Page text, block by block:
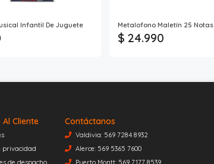
Infantil De Juguete Metalofono Maletín 25 Notas
$ 24.990
Cliente
privacidad
Contáctanos
Valdivia: 569 7284 8932
Alerce: 569 5365 7600